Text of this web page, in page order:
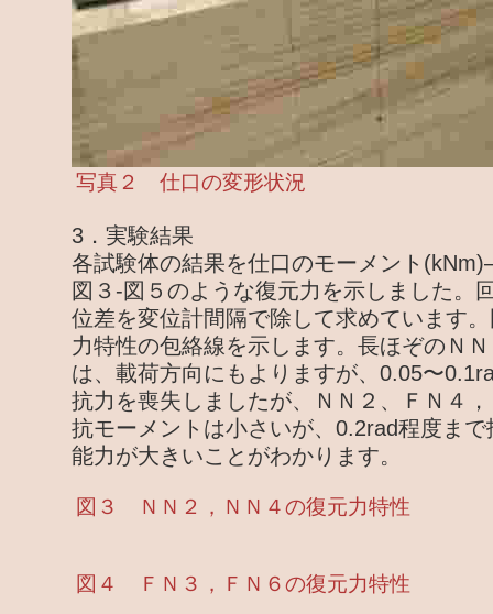
写真２ 仕口の変形状況
3．実験結果
各試験体の結果を仕口のモーメント
図３-図５のような復元力を示しました。
位差を変位計間隔で除して求めています
力特性の包絡線を示します。長ほぞのＮ
は、載荷方向にもよりますが、0.05〜
抗力を喪失しましたが、ＮＮ２、ＦＮ４
抗モーメントは小さいが、0.2rad程度ま
能力が大きいことがわかります。
図３ ＮＮ２，ＮＮ４の復元力特性
図４ ＦＮ３，ＦＮ６の復元力特性